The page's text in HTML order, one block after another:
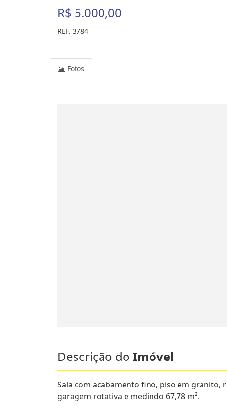
R$ 5.000,00
REF. 3784
Fotos
Descrição do Imóvel
Sala com acabamento fino, piso em granito,
garagem rotativa e medindo 67,78 m².